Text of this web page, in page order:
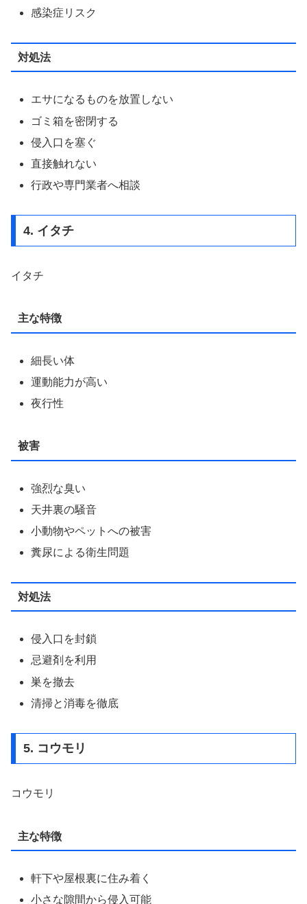
感染症リスク
対処法
エサになるものを放置しない
ゴミ箱を密閉する
侵入口を塞ぐ
直接触れない
行政や専門業者へ相談
4. イタチ
イタチ
主な特徴
細長い体
運動能力が高い
夜行性
被害
強烈な臭い
天井裏の騒音
小動物やペットへの被害
糞尿による衛生問題
対処法
侵入口を封鎖
忌避剤を利用
巣を撤去
清掃と消毒を徹底
5. コウモリ
コウモリ
主な特徴
軒下や屋根裏に住み着く
小さな隙間から侵入可能